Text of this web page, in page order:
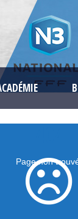
Page non